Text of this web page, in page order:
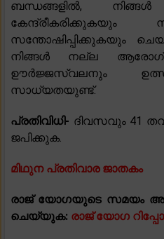
ബന്ധങ്ങളിൽ,
കേന്ദ്രീകരിക്കുകയും
സന്തോഷിപ്പിക്കുകയും
നിങ്ങൾ നല്ല
ഊർജ്ജസ്വലനും
സാധ്യതയുണ്ട്.
പ്രതിവിധി- ദിവസവും 41
ജപിക്കുക.
മിഥുന പ്രതിവാര ജാതകം
രാജ് യോഗയുടെ സമയം
ചെയ്യുക: രാജ് യോഗ